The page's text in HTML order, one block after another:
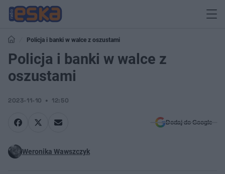
Policja i banki w walce z oszustami
Policja i banki w walce z
oszustami
2023-11-10 12:50
Dodaj do Google
Weronika Wawszczyk